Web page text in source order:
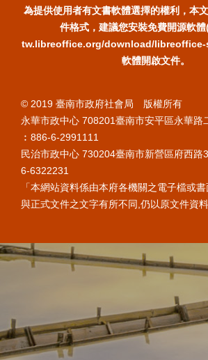
為提供使用者有文書軟體選擇的權利，本
件格式，建議您安裝免費開源軟
tw.libreoffice.org/download/libreoffice-
軟體開啟文件。
© 2019 臺南市政府社會局 版權所有
永華市政中心 708201臺南市安平區永華路
︰886-6-2991111
民治市政中心 730204臺南市新營區府西路
6-6322231
「本網站資料係由本府各機關之電子檔或
與正式文件之文字有所不同,仍以原文件資料